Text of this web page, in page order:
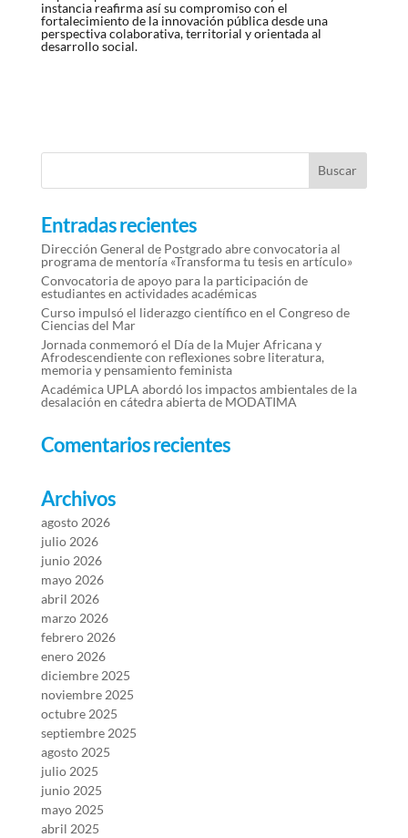
instancia reafirma así su compromiso con el
fortalecimiento de la innovación pública desde una
perspectiva colaborativa, territorial y orientada al
desarrollo social.
Entradas recientes
Dirección General de Postgrado abre convocatoria al
programa de mentoría «Transforma tu tesis en artículo»
Convocatoria de apoyo para la participación de
estudiantes en actividades académicas
Curso impulsó el liderazgo científico en el Congreso de
Ciencias del Mar
Jornada conmemoró el Día de la Mujer Africana y
Afrodescendiente con reflexiones sobre literatura,
memoria y pensamiento feminista
Académica UPLA abordó los impactos ambientales de la
desalación en cátedra abierta de MODATIMA
Comentarios recientes
Archivos
agosto 2026
julio 2026
junio 2026
mayo 2026
abril 2026
marzo 2026
febrero 2026
enero 2026
diciembre 2025
noviembre 2025
octubre 2025
septiembre 2025
agosto 2025
julio 2025
junio 2025
mayo 2025
abril 2025